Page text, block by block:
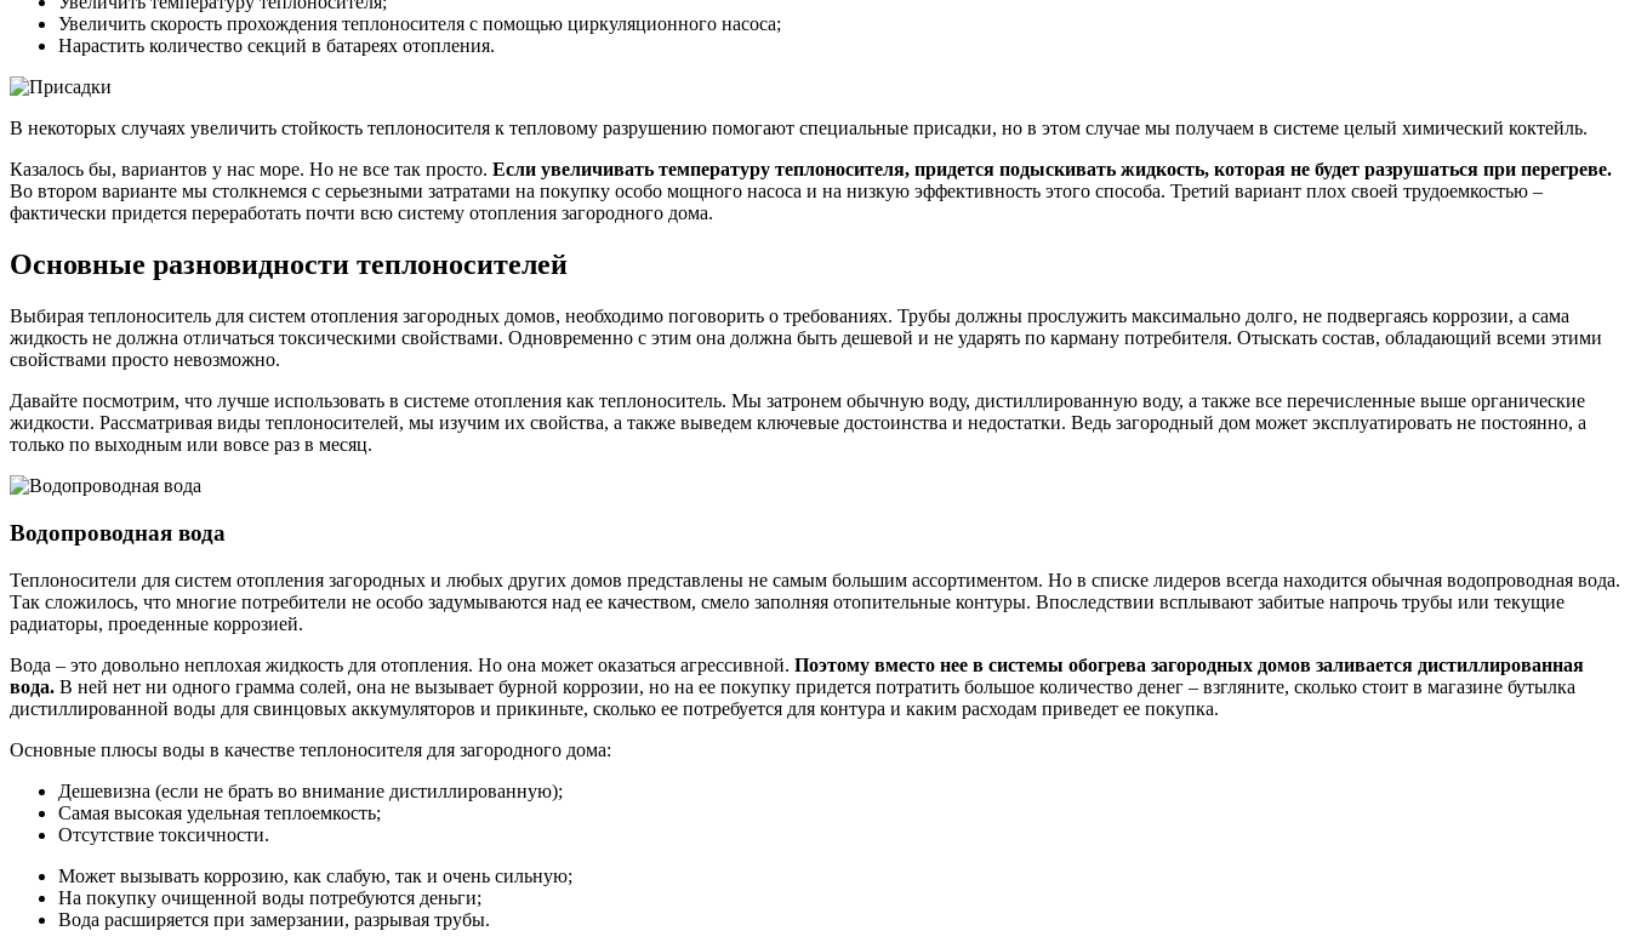
Увеличить скорость прохождения теплоносителя с помощью циркуляционного насоса;
Нарастить количество секций в батареях отопления.
В некоторых случаях увеличить стойкость теплоносителя к тепловому разрушению помогают специальные присадки, но в этом случае мы получаем в системе целый химический коктейль.
Казалось бы, вариантов у нас море. Но не все так просто. Если увеличивать температуру теплоносителя, придется подыскивать жидкость, которая не будет разрушаться при перегреве.
Во втором варианте мы столкнемся с серьезными затратами на покупку особо мощного насоса и на низкую эффективность этого способа. Третий вариант плох своей трудоемкостью –
фактически придется переработать почти всю систему отопления загородного дома.
Основные разновидности теплоносителей
Выбирая теплоноситель для систем отопления загородных домов, необходимо поговорить о требованиях. Трубы должны прослужить максимально долго, не подвергаясь коррозии, а сама
жидкость не должна отличаться токсическими свойствами. Одновременно с этим она должна быть дешевой и не ударять по карману потребителя. Отыскать состав, обладающий всеми этими
свойствами просто невозможно.
Давайте посмотрим, что лучше использовать в системе отопления как теплоноситель. Мы затронем обычную воду, дистиллированную воду, а также все перечисленные выше органические
жидкости. Рассматривая виды теплоносителей, мы изучим их свойства, а также выведем ключевые достоинства и недостатки. Ведь загородный дом может эксплуатировать не постоянно, а
только по выходным или вовсе раз в месяц.
Водопроводная вода
Теплоносители для систем отопления загородных и любых других домов представлены не самым большим ассортиментом. Но в списке лидеров всегда находится обычная водопроводная вода.
Так сложилось, что многие потребители не особо задумываются над ее качеством, смело заполняя отопительные контуры. Впоследствии всплывают забитые напрочь трубы или текущие
радиаторы, проеденные коррозией.
Вода – это довольно неплохая жидкость для отопления. Но она может оказаться агрессивной. Поэтому вместо нее в системы обогрева загородных домов заливается дистиллированная
вода. В ней нет ни одного грамма солей, она не вызывает бурной коррозии, но на ее покупку придется потратить большое количество денег – взгляните, сколько стоит в магазине бутылка
дистиллированной воды для свинцовых аккумуляторов и прикиньте, сколько ее потребуется для контура и каким расходам приведет ее покупка.
Основные плюсы воды в качестве теплоносителя для загородного дома:
Дешевизна (если не брать во внимание дистиллированную);
Самая высокая удельная теплоемкость;
Отсутствие токсичности.
Может вызывать коррозию, как слабую, так и очень сильную;
На покупку очищенной воды потребуются деньги;
Вода расширяется при замерзании, разрывая трубы.